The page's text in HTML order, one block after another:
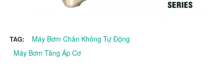
TAG:
Máy Bơm Chân Không Tự Động
Máy Bơm Tăng Áp Cơ